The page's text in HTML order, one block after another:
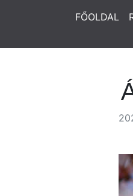
FŐOLDAL